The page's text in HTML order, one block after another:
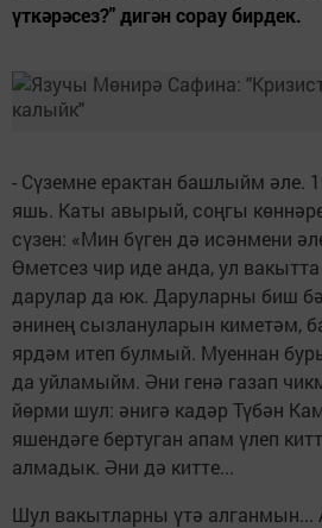
үткәрәсез?" дигән сорау бирдек.
- Сүземне ерактан башлыйм әле.
яшь. Каты авырый, соңгы
сүзен: «Мин бүген дә исәнмени
Өметсез чир иде анда, ул
дарулар да юк. Даруларны биш
әнинең сызлануларын киметәм,
ярдәм итеп булмый. Муеннан
да уйламыйм. Әни генә газап
йөрми шул: әнигә кадәр Түбән
яшендәге бертуган апам үлеп
алмадык. Әни дә китте...
Шул вакытларны үтә алганмын...